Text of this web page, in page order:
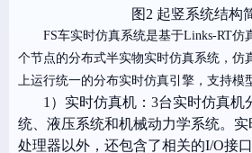
图2 起竖系统结构
FS车实时仿真系统是基于Links-RT仿
个节点的分布式半实物实时仿真系统，仿
上运行统一的分布实时仿真引擎，支持模
1）实时仿真机：3台实时仿真机
统、液压系统和机械动力学系统。
处理器以外，还包含了相关的I/O接